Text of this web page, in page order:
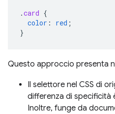
.card {
color : red ;
}
Questo approccio presenta
Il selettore nel CSS di
differenza di specificità
Inoltre, funge da